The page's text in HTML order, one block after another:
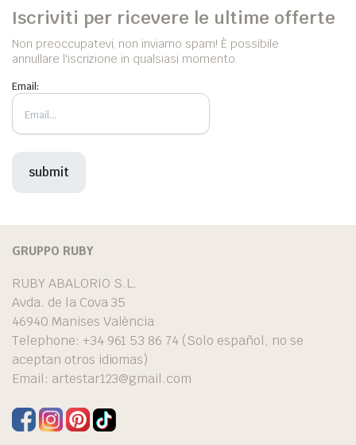
Iscriviti per ricevere le ultime offerte
Non preoccupatevi, non inviamo spam! È possibile
annullare l'iscrizione in qualsiasi momento.
Email:
GRUPPO RUBY
RUBY ABALORIO S.L.
Avda. de la Cova 35
46940 Manises València
Telephone: +34 961 53 86 74 (Solo español, no se
aceptan otros idiomas)
Email: artestar123@gmail.com